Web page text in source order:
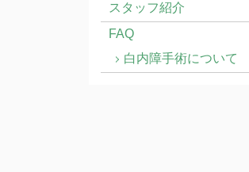
スタッフ紹介
FAQ
白内障手術について